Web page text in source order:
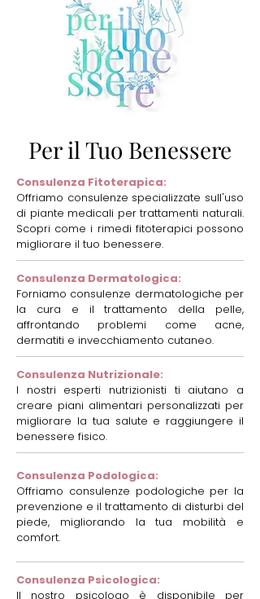
Per il Tuo Benessere
Consulenza Fitoterapica:
Offriamo consulenze specializzate sull'uso
di piante medicali per trattamenti naturali.
Scopri come i rimedi fitoterapici possono
migliorare il tuo benessere.
Consulenza Dermatologica:
Forniamo consulenze dermatologiche per
la cura e il trattamento della pelle,
affrontando problemi come acne,
dermatiti e invecchiamento cutaneo.
Consulenza Nutrizionale:
I nostri esperti nutrizionisti ti aiutano a
creare piani alimentari personalizzati per
migliorare la tua salute e raggiungere il
benessere fisico.
Consulenza Podologica:
Offriamo consulenze podologiche per la
prevenzione e il trattamento di disturbi del
piede, migliorando la tua mobilità e
comfort.
Consulenza Psicologica:
Il nostro psicologo è disponibile per